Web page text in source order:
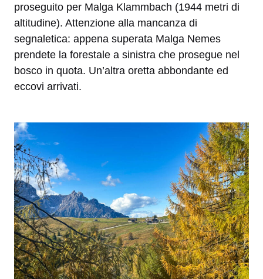
proseguito per Malga Klammbach (1944 metri di
altitudine). Attenzione alla mancanza di
segnaletica: appena superata Malga Nemes
prendete la forestale a sinistra che prosegue nel
bosco in quota. Un’altra oretta abbondante ed
eccovi arrivati.